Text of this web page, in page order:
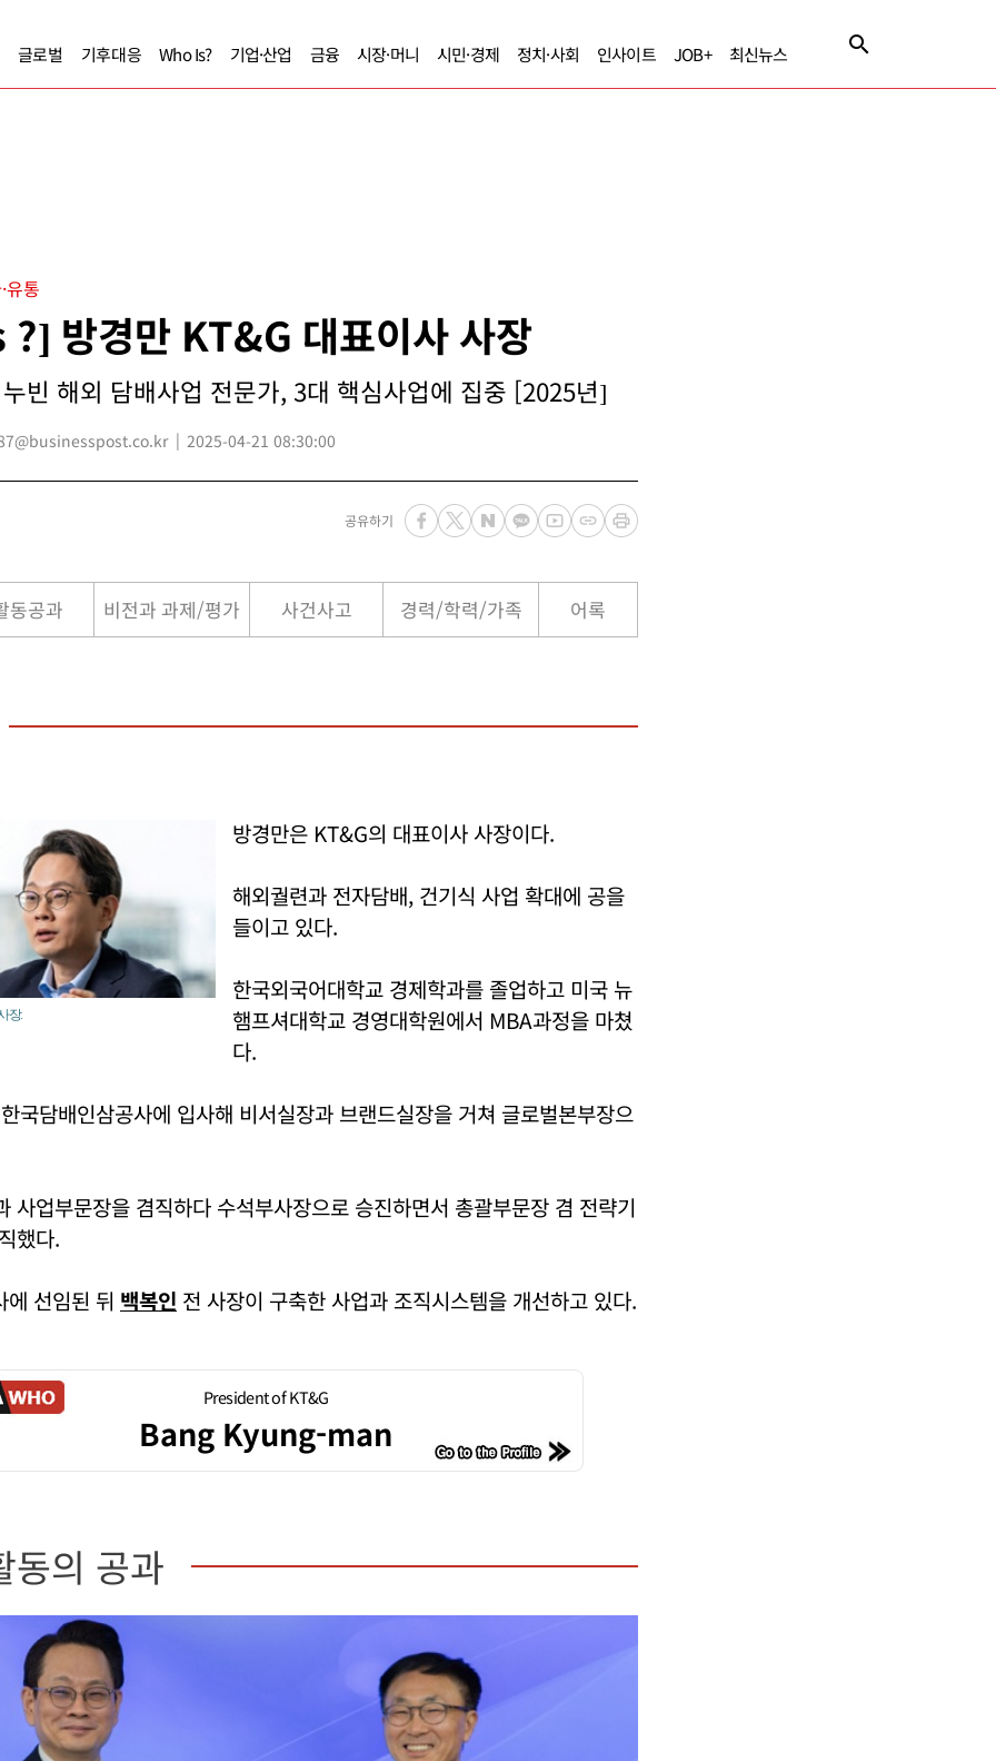
글로벌 기후대응 Who Is? 기업·산업 금융 시장·머니 시민·경제 정치·사회 인사이트 JOB+ 최신뉴스
통
방경만 KT&G 대표이사 사장
빈 해외 담배사업 전문가, 3대 핵심사업에 집중 [2025년]
2025-04-21 08:30:00
공유하기
동공과 비전과 과제/평가 사건사고 경력/학력/가족 어록
장.
방경만은 KT&G의 대표이사 사장이다.
해외궐련과 전자담배, 건기식 사업 확대에 공을
들이고 있다.
한국외국어대학교 경제학과를 졸업하고 미국 뉴
햄프셔대학교 경영대학원에서 MBA과정을 마쳤
다.
국담배인삼공사에 입사해 비서실장과 브랜드실장을 거쳐 글로벌본부장으
사업부문장을 겸직하다 수석부사장으로 승진하면서 총괄부문장 겸 전략기
했다.
선임된 뒤 백복인 전 사장이 구축한 사업과 조직시스템을 개선하고 있다.
President of KT&G
Bang Kyung-man
동의 공과